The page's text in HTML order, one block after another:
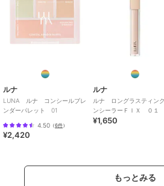
ルナ
LUNA ルナ コンシールブレ
ンダーパレット 01
4.50 （6件）
¥2,420
ルナ
ルナ ロングラスティン
ンシーラーＦＩＸ ０１
¥1,650
もっとみる